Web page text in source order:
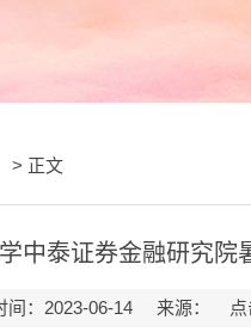
> 正文
中泰证券金融研究院
间：2023-06-14 来源： 点